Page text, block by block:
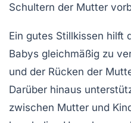
Schultern der Mutter
Ein gutes Stillkissen hilft
Babys gleichmäßig zu
und der Rücken der
Darüber hinaus
zwischen Mutter und